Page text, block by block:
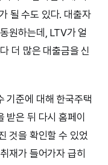
될 수도 있다. 대출자
원하는데, LTV가 얼
더 많은 대출금을 신
기준에 대해 한국주택
받은 뒤 다시 홈페이
것을 확인할 수 있었
재가 들어가자 급히